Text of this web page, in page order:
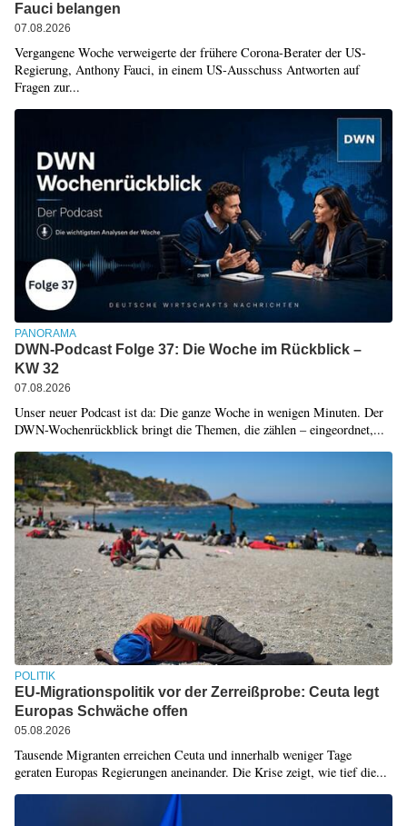
Fauci belangen
07.08.2026
Vergangene Woche verweigerte der frühere Corona-Berater der US-
Regierung, Anthony Fauci, in einem US-Ausschuss Antworten auf
Fragen zur...
PANORAMA
DWN-Podcast Folge 37: Die Woche im Rückblick –
KW 32
07.08.2026
Unser neuer Podcast ist da: Die ganze Woche in wenigen Minuten. Der
DWN-Wochenrückblick bringt die Themen, die zählen – eingeordnet,...
POLITIK
EU-Migrationspolitik vor der Zerreißprobe: Ceuta legt
Europas Schwäche offen
05.08.2026
Tausende Migranten erreichen Ceuta und innerhalb weniger Tage
geraten Europas Regierungen aneinander. Die Krise zeigt, wie tief die...